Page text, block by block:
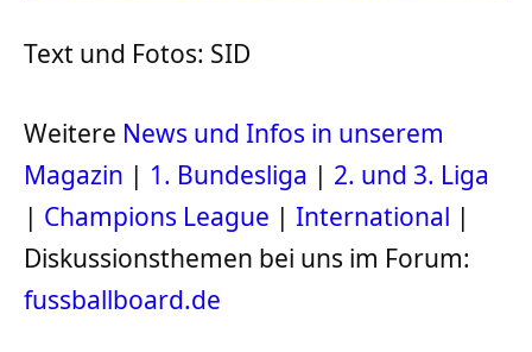
Text und Fotos: SID
Weitere News und Infos in unserem
Magazin | 1. Bundesliga | 2. und 3. Liga
| Champions League | International |
Diskussionsthemen bei uns im Forum:
fussballboard.de